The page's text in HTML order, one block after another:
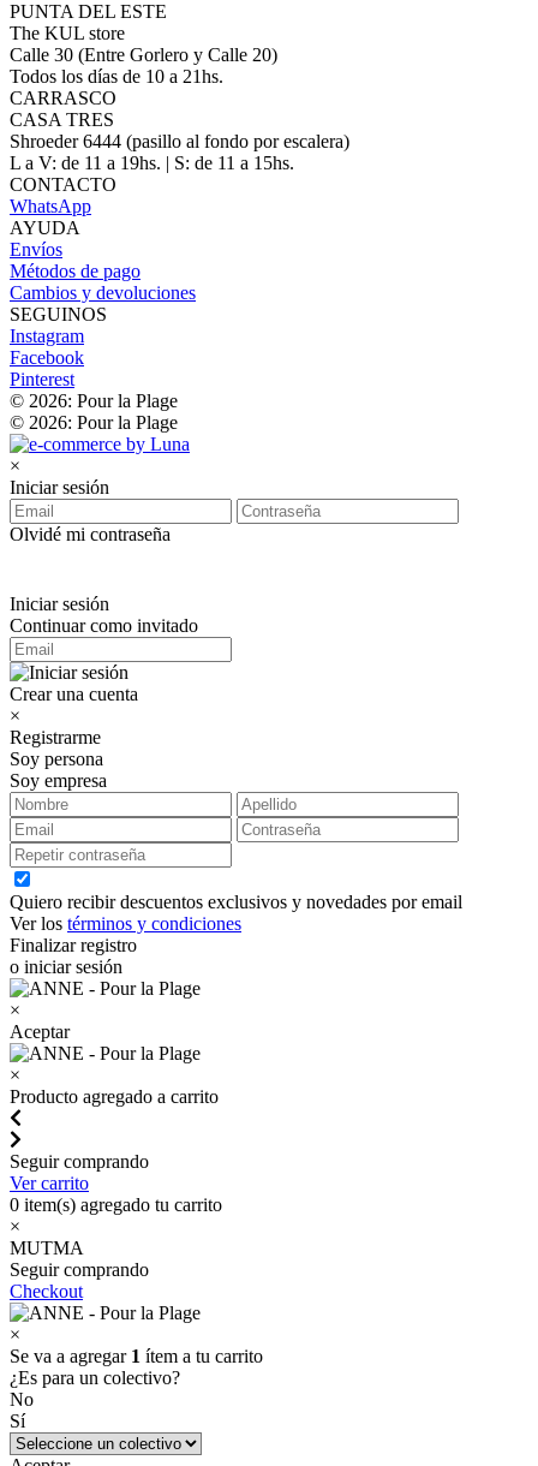
PUNTA DEL ESTE
The KUL store
Calle 30 (Entre Gorlero y Calle 20)
Todos los días de 10 a 21hs.
CARRASCO
CASA TRES
Shroeder 6444 (pasillo al fondo por escalera)
L a V: de 11 a 19hs. | S: de 11 a 15hs.
CONTACTO
WhatsApp
AYUDA
Envíos
Métodos de pago
Cambios y devoluciones
SEGUINOS
Instagram
Facebook
Pinterest
© 2026: Pour la Plage
© 2026: Pour la Plage
×
Iniciar sesión
Olvidé mi contraseña
Iniciar sesión
Continuar como invitado
Crear una cuenta
×
Registrarme
Soy persona
Soy empresa
Quiero recibir descuentos exclusivos y novedades por email
Ver los términos y condiciones
Finalizar registro
o iniciar sesión
×
Aceptar
×
Producto agregado a carrito
Seguir comprando
Ver carrito
0 item(s) agregado tu carrito
×
MUTMA
Seguir comprando
Checkout
×
Se va a agregar 1 ítem a tu carrito
¿Es para un colectivo?
No
Sí